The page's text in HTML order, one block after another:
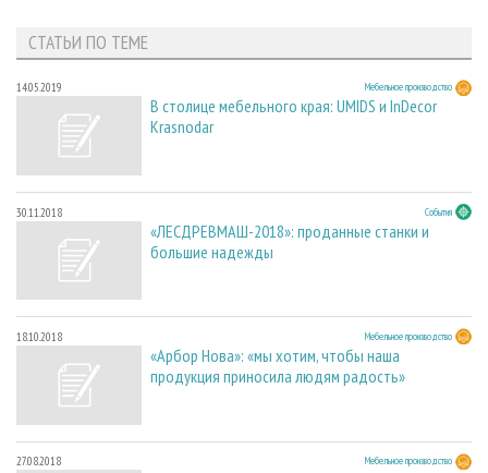
СТАТЬИ ПО ТЕМЕ
14.05.2019 Мебельное производство
В столице мебельного края: UMIDS и InDecor
Krasnodar
30.11.2018 События
«ЛЕСДРЕВМАШ-2018»: проданные станки и
большие надежды
18.10.2018 Мебельное производство
«Арбор Нова»: «мы хотим, чтобы наша
продукция приносила людям радость»
27.08.2018 Мебельное производство